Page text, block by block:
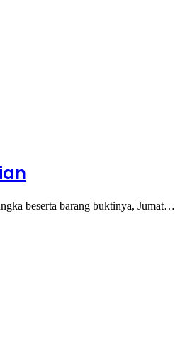
beserta barang buktinya, Jumat…